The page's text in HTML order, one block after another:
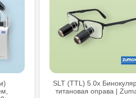
SLT (TTL) 5.0x
титановая оправа |